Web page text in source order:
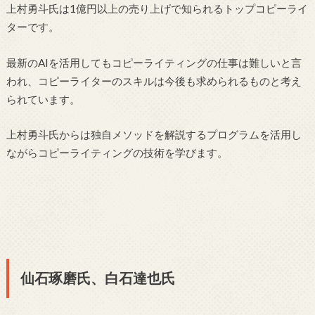
上村勇斗氏は1億円以上の売り上げで知られるトップコピーライ
ターです。
最新のAIを活用してもコピーライティングの仕事は難しいと言
われ、コピーライターのスキルは今後も求められるものと考え
られています。
上村勇斗氏からは独自メソッドを解説するプログラムを活用し
ながらコピーライティングの技術を学びます。
仙石琢磨氏、白石達也氏